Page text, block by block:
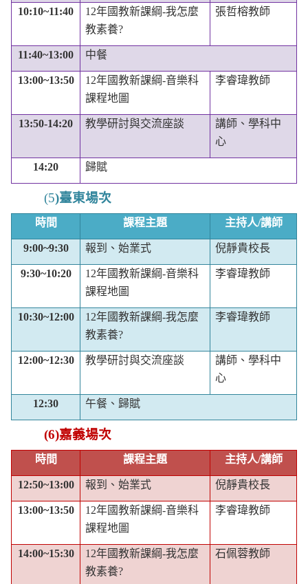
10:10~11:40 12年國教新課綱-我怎麼
教素養?
張哲榕教師
11:40~13:00 中餐
13:00~13:50 12年國教新課綱-音樂科
課程地圖
李睿瑋教師
13:50-14:20 教學研討與交流座談
講師、學科中
心
14:20 歸賦
(5)臺東場次
時間 課程主題 主持人/講師
9:00~9:30 報到、始業式 倪靜貴校長
9:30~10:20 12年國教新課綱-音樂科
課程地圖
李睿瑋教師
10:30~12:00 12年國教新課綱-我怎麼
教素養?
李睿瑋教師
12:00~12:30 教學研討與交流座談
講師、學科中
心
12:30 午餐、歸賦
(6)嘉義場次
時間 課程主題 主持人/講師
12:50~13:00 報到、始業式 倪靜貴校長
13:00~13:50 12年國教新課綱-音樂科
課程地圖
李睿瑋教師
14:00~15:30 12年國教新課綱-我怎麼
教素養?
石佩蓉教師